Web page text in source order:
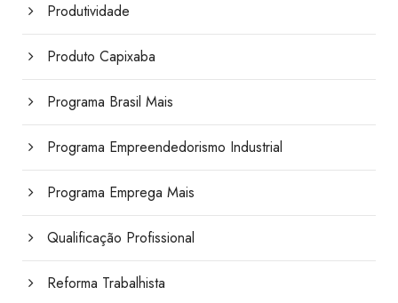
Produtividade
Produto Capixaba
Programa Brasil Mais
Programa Empreendedorismo Industrial
Programa Emprega Mais
Qualificação Profissional
Reforma Trabalhista